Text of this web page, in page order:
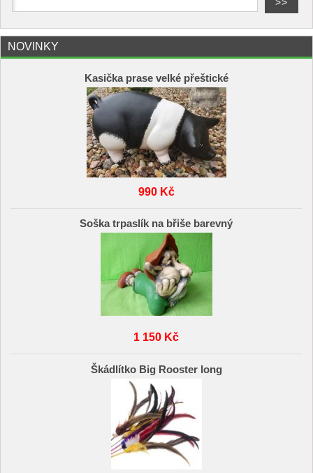
NOVINKY
Kasička prase velké přeštické
990 Kč
Soška trpaslík na břiše barevný
1 150 Kč
Škádlítko Big Rooster long